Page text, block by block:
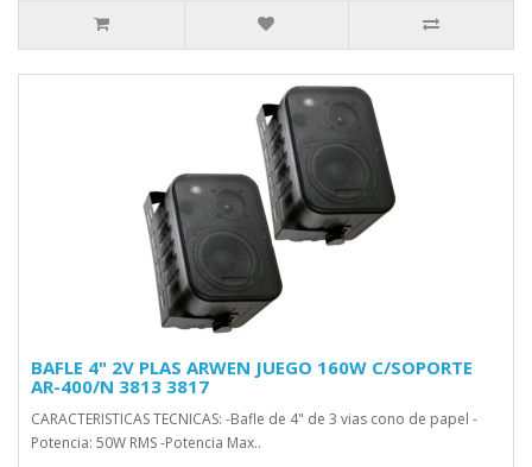
BAFLE 4" 2V PLAS ARWEN JUEGO 160W C/SOPORTE
AR-400/N 3813 3817
CARACTERISTICAS TECNICAS: -Bafle de 4" de 3 vias cono de papel -
Potencia: 50W RMS -Potencia Max..